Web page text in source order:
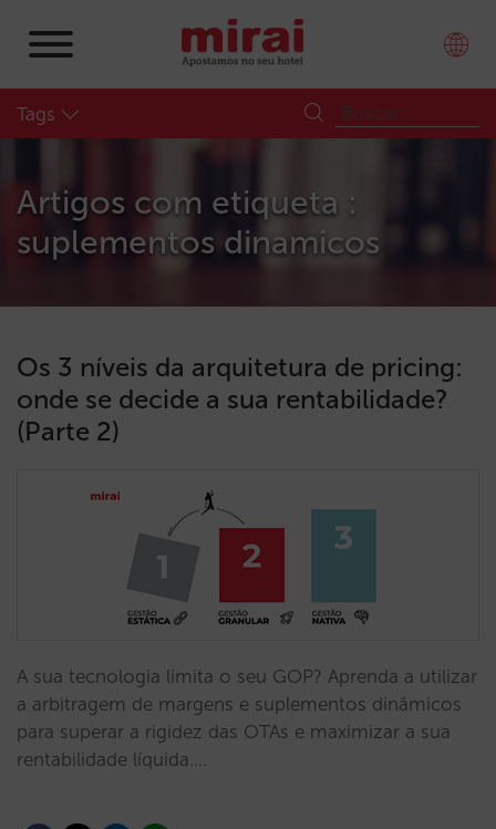
Tags
Artigos com etiqueta :
suplementos dinamicos
Os 3 níveis da arquitetura de pricing:
onde se decide a sua rentabilidade?
(Parte 2)
A sua tecnologia limita o seu GOP? Aprenda a utilizar
a arbitragem de margens e suplementos dinâmicos
para superar a rigidez das OTAs e maximizar a sua
rentabilidade líquida.…